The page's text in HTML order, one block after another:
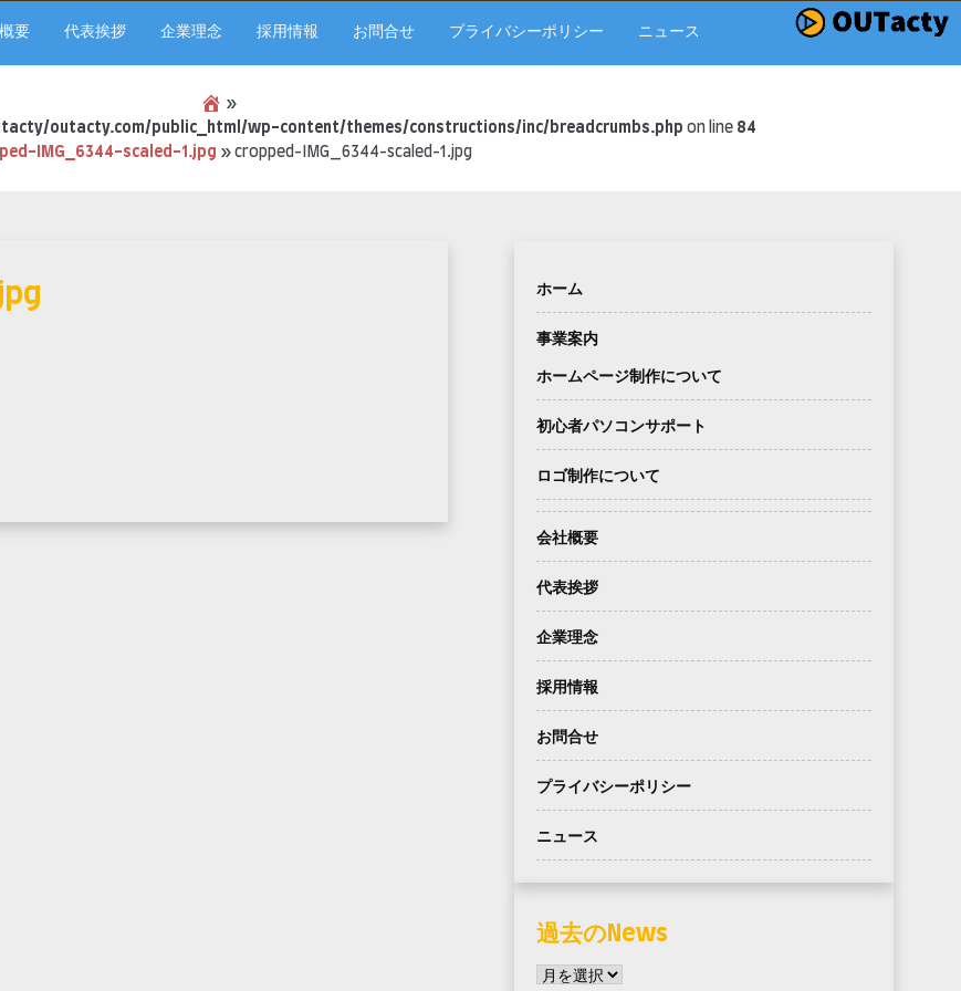
要 代表挨拶 企業理念 採用情報 お問合せ プライバシーポリシー ニュース
»
outacty.com/public_html/wp-content/themes/constructions/inc/breadcrumbs.php on line 84
IMG_6344-scaled-1.jpg » cropped-IMG_6344-scaled-1.jpg
ホーム
事業案内
ホームページ制作について
初心者パソコンサポート
ロゴ制作について
会社概要
代表挨拶
企業理念
採用情報
お問合せ
プライバシーポリシー
ニュース
過去のNews
過